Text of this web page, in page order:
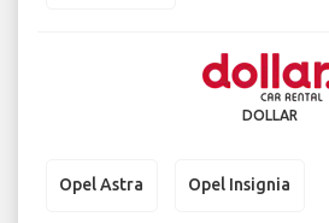
DOLLAR
Opel Astra Opel Insignia